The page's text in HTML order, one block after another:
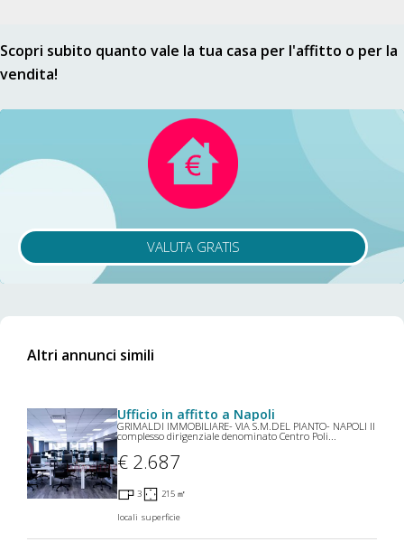
Scopri subito quanto vale la tua casa per l'affitto o per la
vendita!
VALUTA GRATIS
Altri annunci simili
Ufficio in affitto a Napoli
GRIMALDI IMMOBILIARE- VIA S.M.DEL PIANTO- NAPOLI Il
complesso dirigenziale denominato Centro Poli...
€ 2.687
3
locali
215 ㎡
superficie